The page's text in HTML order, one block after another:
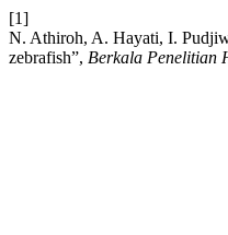
[1]
N. Athiroh, A. Hayati, I.
zebrafish”, Berkala Penelitian